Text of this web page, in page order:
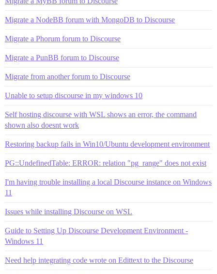
Migrate a NodeBB forum with MongoDB to Discourse
Migrate a Phorum forum to Discourse
Migrate a PunBB forum to Discourse
Migrate from another forum to Discourse
Unable to setup discourse in my windows 10
Self hosting discourse with WSL shows an error, the command
shown also doesnt work
Restoring backup fails in Win10/Ubuntu development environment
PG::UndefinedTable: ERROR: relation "pg_range" does not exist
I'm having trouble installing a local Discourse instance on Windows
11
Issues while installing Discourse on WSL
Guide to Setting Up Discourse Development Environment -
Windows 11
Need help integrating code wrote on Edittext to the Discourse